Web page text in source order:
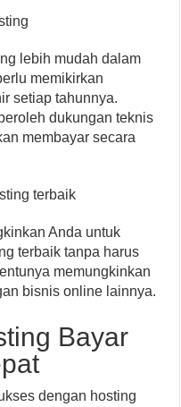
lebih mudah dalam
memikirkan
setiap tahunnya.
dukungan teknis
membayar secara
terbaik
Anda untuk
terbaik tanpa harus
memungkinkan
bisnis online lainnya.
Bayar
dengan hosting